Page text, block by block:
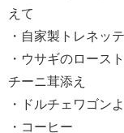
えて
・自家製トレネッ
・ウサギのロース
チーニ茸添え
・ドルチェワゴン
・コーヒー